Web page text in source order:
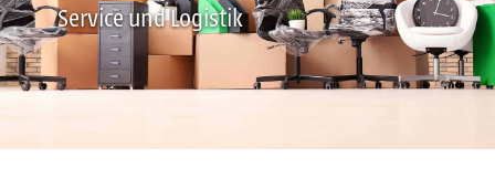
Service und Logistik